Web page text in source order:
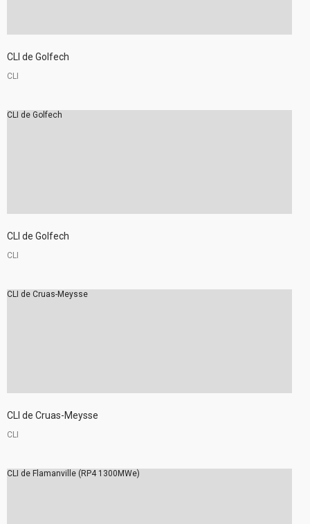
CLI de Golfech
CLI
CLI de Golfech
CLI de Golfech
CLI
CLI de Cruas-Meysse
CLI de Cruas-Meysse
CLI
CLI de Flamanville (RP4 1300MWe)